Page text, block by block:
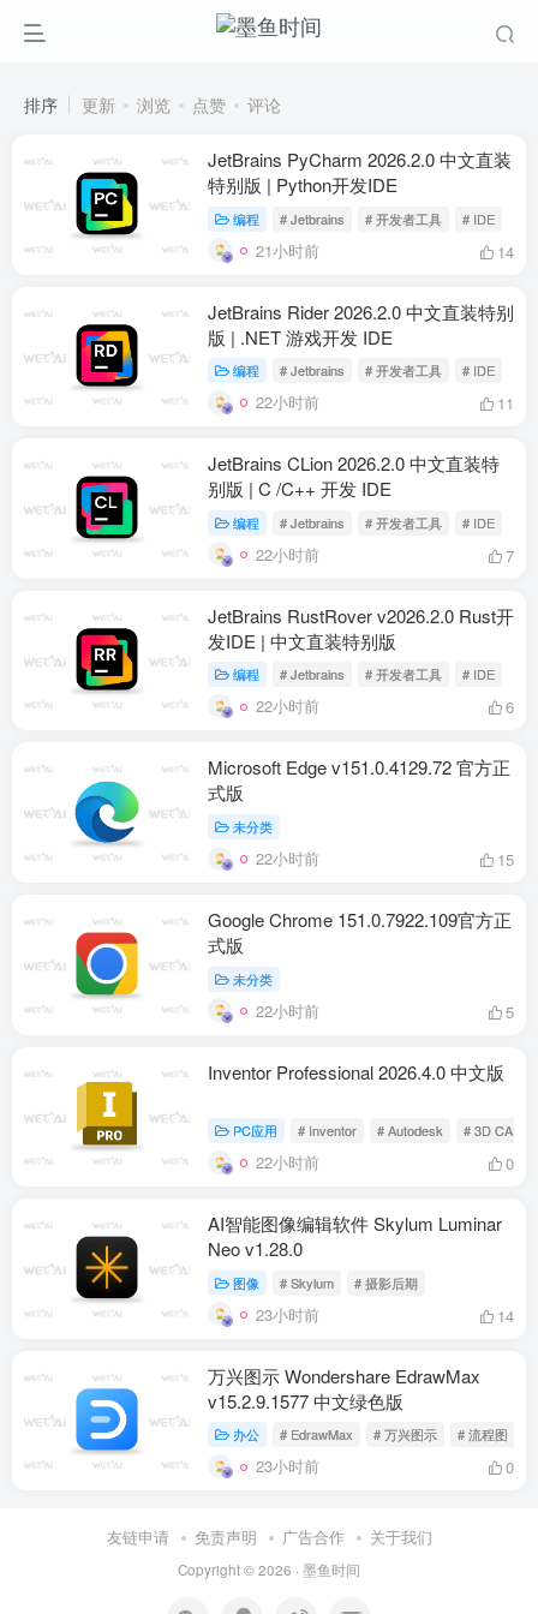
排序 更新 浏览 点赞 评论
JetBrains PyCharm 2026.2.0 中文直装
特别版 | Python开发IDE
编程 # Jetbrains # 开发者工具 # IDE
21小时前 14
JetBrains Rider 2026.2.0 中文直装特别
版 | .NET 游戏开发 IDE
编程 # Jetbrains # 开发者工具 # IDE
22小时前 11
JetBrains CLion 2026.2.0 中文直装特
别版 | C /C++ 开发 IDE
编程 # Jetbrains # 开发者工具 # IDE
22小时前 7
JetBrains RustRover v2026.2.0 Rust开
发IDE | 中文直装特别版
编程 # Jetbrains # 开发者工具 # IDE
22小时前 6
Microsoft Edge v151.0.4129.72 官方正
式版
未分类
22小时前 15
Google Chrome 151.0.7922.109官方正
式版
未分类
22小时前 5
Inventor Professional 2026.4.0 中文版
PC应用 # Inventor # Autodesk # 3D CAD
22小时前 0
AI智能图像编辑软件 Skylum Luminar
Neo v1.28.0
图像 # Skylum # 摄影后期
23小时前 14
万兴图示 Wondershare EdrawMax
v15.2.9.1577 中文绿色版
办公 # EdrawMax # 万兴图示 # 流程图
23小时前 0
友链申请 免责声明 广告合作 关于我们
Copyright © 2026 · 墨鱼时间